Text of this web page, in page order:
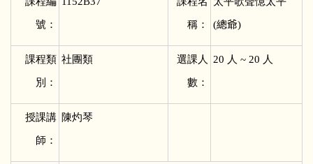
號： 稱： (總爺)
課程類
別：
社團類 選課人
數：
20 人 ~ 20 人
授課講
師：
陳灼琴